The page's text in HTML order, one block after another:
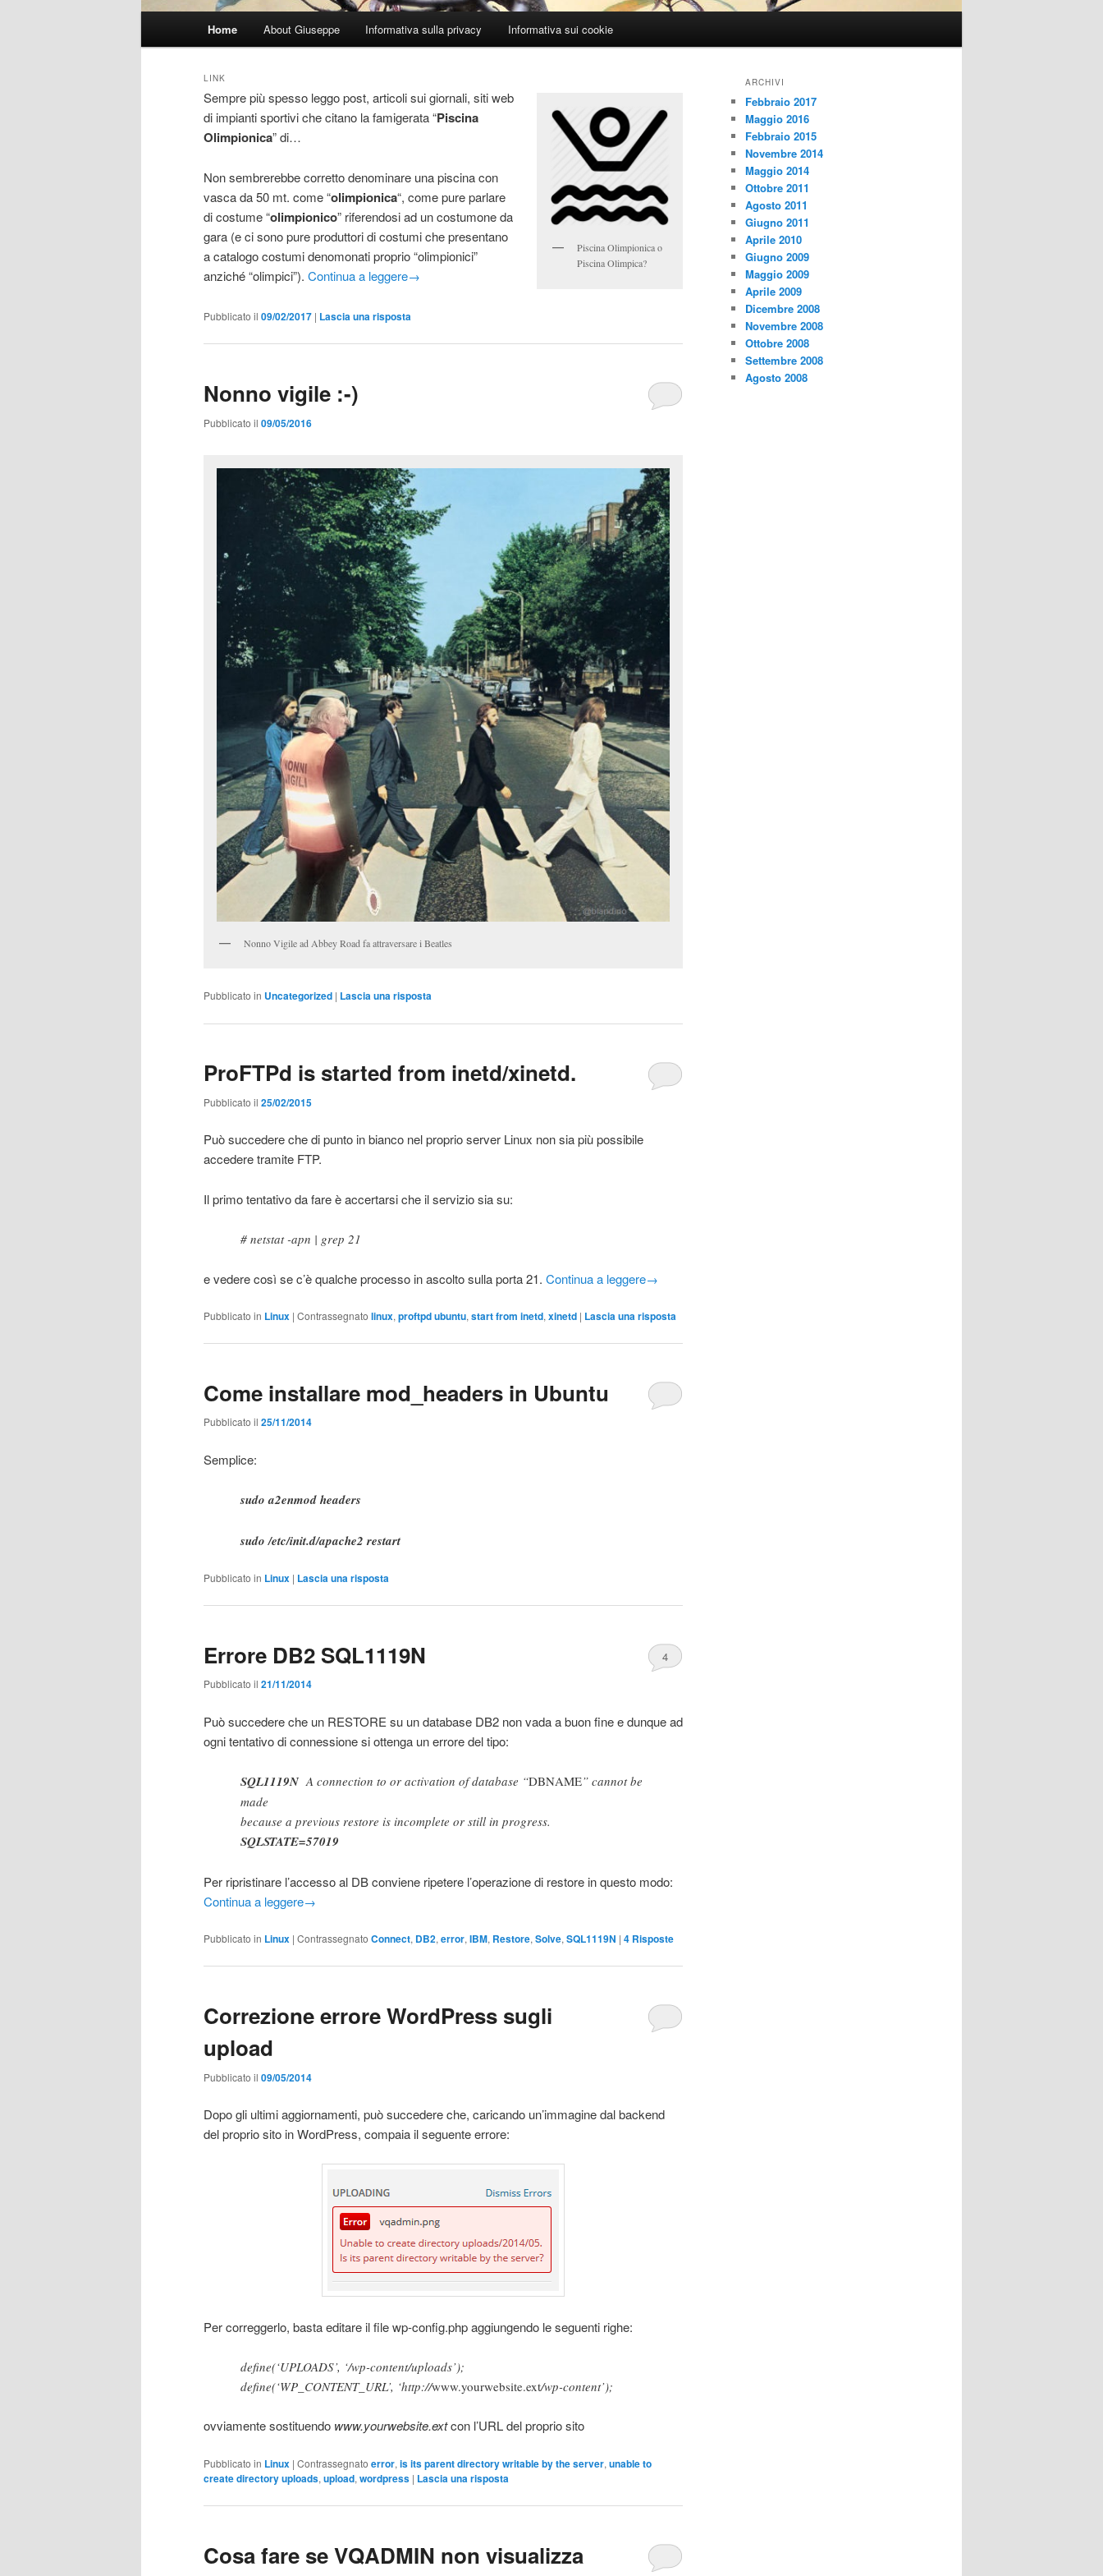
Home About Giuseppe Informativa sulla privacy Informativa sui cookie
LINK
Piscina Olimpionica o
Piscina Olimpica?
Sempre più spesso leggo post, articoli sui giornali, siti web
di impianti sportivi che citano la famigerata “Piscina
Olimpionica” di…
Non sembrerebbe corretto denominare una piscina con
vasca da 50 mt. come “olimpionica“, come pure parlare
di costume “olimpionico” riferendosi ad un costumone da
gara (e ci sono pure produttori di costumi che presentano
a catalogo costumi denomonati proprio “olimpionici”
anziché “olimpici”). Continua a leggere→
Pubblicato il 09/02/2017 | Lascia una risposta
Nonno vigile :-)
Pubblicato il 09/05/2016
Nonno Vigile ad Abbey Road fa attraversare i Beatles
Pubblicato in Uncategorized | Lascia una risposta
ProFTPd is started from inetd/xinetd.
Pubblicato il 25/02/2015
Può succedere che di punto in bianco nel proprio server Linux non sia più possibile
accedere tramite FTP.
Il primo tentativo da fare è accertarsi che il servizio sia su:
# netstat -apn | grep 21
e vedere così se c’è qualche processo in ascolto sulla porta 21. Continua a leggere→
Pubblicato in Linux | Contrassegnato linux, proftpd ubuntu, start from inetd, xinetd | Lascia una risposta
Come installare mod_headers in Ubuntu
Pubblicato il 25/11/2014
Semplice:
sudo a2enmod headers
sudo /etc/init.d/apache2 restart
Pubblicato in Linux | Lascia una risposta
Errore DB2 SQL1119N
Pubblicato il 21/11/2014
4
Può succedere che un RESTORE su un database DB2 non vada a buon fine e dunque ad
ogni tentativo di connessione si ottenga un errore del tipo:
SQL1119N A connection to or activation of database “DBNAME” cannot be
made
because a previous restore is incomplete or still in progress.
SQLSTATE=57019
Per ripristinare l’accesso al DB conviene ripetere l’operazione di restore in questo modo:
Continua a leggere→
Pubblicato in Linux | Contrassegnato Connect, DB2, error, IBM, Restore, Solve, SQL1119N | 4 Risposte
Correzione errore WordPress sugli
upload
Pubblicato il 09/05/2014
Dopo gli ultimi aggiornamenti, può succedere che, caricando un’immagine dal backend
del proprio sito in WordPress, compaia il seguente errore:
Per correggerlo, basta editare il file wp-config.php aggiungendo le seguenti righe:
define(‘UPLOADS’, ‘/wp-content/uploads’);
define(‘WP_CONTENT_URL’, ‘http://www.yourwebsite.ext/wp-content’);
ovviamente sostituendo www.yourwebsite.extcon l’URL del proprio sito
Pubblicato in Linux | Contrassegnato error, is its parent directory writable by the server, unable to
create directory uploads, upload, wordpress | Lascia una risposta
Cosa fare se VQADMIN non visualizza
ARCHIVI
Febbraio 2017
Maggio 2016
Febbraio 2015
Novembre 2014
Maggio 2014
Ottobre 2011
Agosto 2011
Giugno 2011
Aprile 2010
Giugno 2009
Maggio 2009
Aprile 2009
Dicembre 2008
Novembre 2008
Ottobre 2008
Settembre 2008
Agosto 2008